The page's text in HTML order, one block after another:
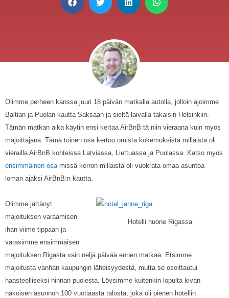
Olimme perheen kanssa juuri 18 päivän matkalla autolla, jolloin ajoimme
Baltian ja Puolan kautta Saksaan ja sieltä laivalla takaisin Helsinkiin.
Tämän matkan aika käytin ensi kertaa AirBnB:tä niin vieraana kuin myös
majoittajana. Tämä toinen osa kertoo omista kokemuksista millaista oli
vierailla AirBnB kohteissa Latviassa, Liettuassa ja Puolassa. Katso myös
ensimmäinen osa missä kerron millaista oli vuokrata omaa asuntoa
loman ajaksi AirBnB:n kautta.
Hotelli huone Rigassa
Olimme jättänyt
majoituksen varaamisen
ihan viime tippaan ja
varasimme ensimmäisen
majoituksen Rigasta vain neljä päivää ennen matkaa. Etsimme
majoitusta vanhan kaupungin läheisyydestä, mutta se osoittautui
haasteelliseksi hinnan puolesta. Löysimme kuitenkin lopulta kivan
näköisen asunnon 100 vuotiaasta talosta, joka oli pienen hotellin